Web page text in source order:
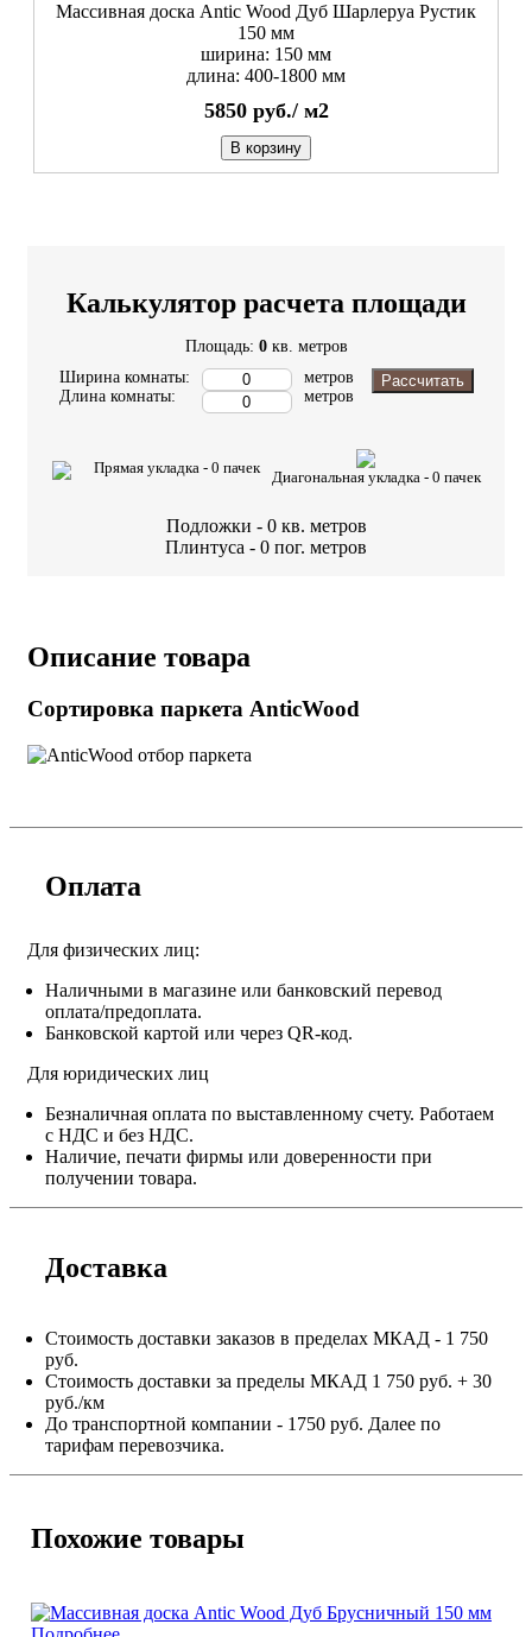
Массивная доска Antic Wood Дуб Шарлеруа Рустик
150 мм
ширина: 150 мм
длина: 400-1800 мм
5850 руб./ м2
В корзину
Калькулятор расчета площади
Площадь: 0 кв. метров
Ширина комнаты:
Длина комнаты:
метров
метров
Рассчитать
Прямая укладка - 0 пачек
Диагональная укладка - 0 пачек
Подложки - 0 кв. метров
Плинтуса - 0 пог. метров
Описание товара
Сортировка паркета AnticWood
Оплата
Для физических лиц:
Наличными в магазине или банковский перевод
оплата/предоплата.
Банковской картой или через QR-код.
Для юридических лиц
Безналичная оплата по выставленному счету. Работаем
с НДС и без НДС.
Наличие, печати фирмы или доверенности при
получении товара.
Доставка
Стоимость доставки заказов в пределах МКАД - 1 750
руб.
Стоимость доставки за пределы МКАД 1 750 руб. + 30
руб./км
До транспортной компании - 1750 руб. Далее по
тарифам перевозчика.
Похожие товары